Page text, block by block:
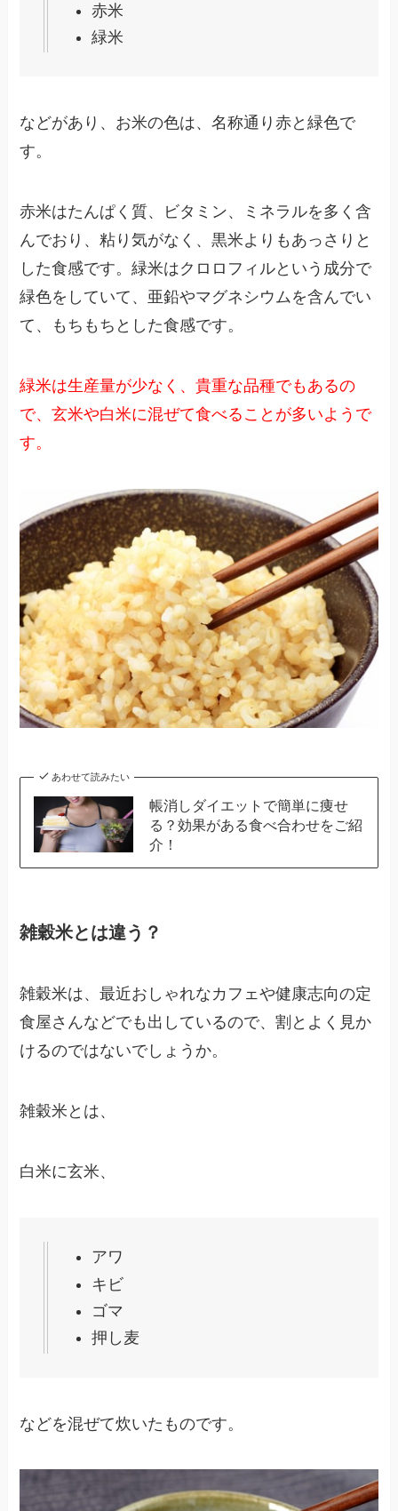
赤米
緑米
などがあり、お米の色は、名称通り赤と緑色で
す。
赤米はたんぱく質、ビタミン、ミネラルを多く含
んでおり、粘り気がなく、黒米よりもあっさりと
した食感です。緑米はクロロフィルという成分で
緑色をしていて、亜鉛やマグネシウムを含んでい
て、もちもちとした食感です。
緑米は生産量が少なく、貴重な品種でもあるの
で、玄米や白米に混ぜて食べることが多いようで
す。
あわせて読みたい
帳消しダイエットで簡単に痩せ
る？効果がある食べ合わせをご紹
介！
雑穀米とは違う？
雑穀米は、最近おしゃれなカフェや健康志向の定
食屋さんなどでも出しているので、割とよく見か
けるのではないでしょうか。
雑穀米とは、
白米に玄米、
アワ
キビ
ゴマ
押し麦
などを混ぜて炊いたものです。